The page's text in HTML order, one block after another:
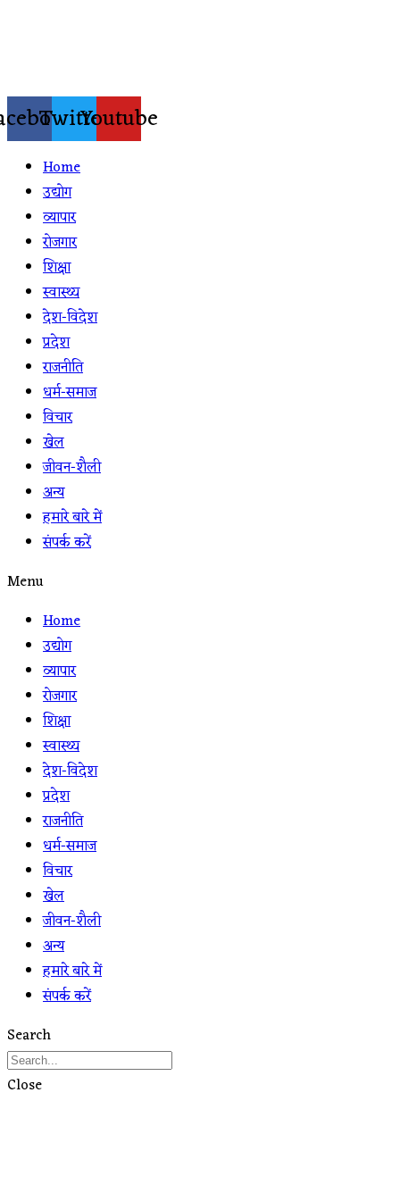
TwitterYoutube
Home
उद्योग
व्यापार
रोजगार
शिक्षा
स्वास्थ्य
देश-विदेश
प्रदेश
राजनीति
धर्म-समाज
विचार
खेल
जीवन-शैली
अन्य
हमारे बारे में
संपर्क करें
Menu
Home
उद्योग
व्यापार
रोजगार
शिक्षा
स्वास्थ्य
देश-विदेश
प्रदेश
राजनीति
धर्म-समाज
विचार
खेल
जीवन-शैली
अन्य
हमारे बारे में
संपर्क करें
Search
Close